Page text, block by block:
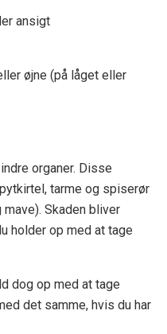
ansigt
øjne (på låget eller
organer. Disse
tarme og spiserør
Skaden bliver
holder op med at tage
dog op med at tage
det samme, hvis du har